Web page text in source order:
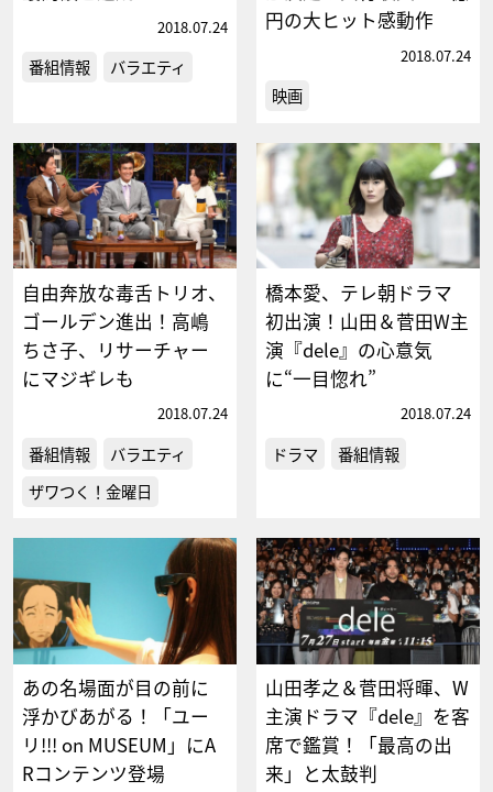
2018.07.24
番組情報 バラエティ
円の大ヒット感動作
2018.07.24
映画
自由奔放な毒舌トリオ、
ゴールデン進出！高嶋
ちさ子、リサーチャー
にマジギレも
2018.07.24
番組情報
バラエティ
ザワつく！金曜日
橋本愛、テレ朝ドラマ
初出演！山田＆菅田W主
演『dele』の心意気
に“一目惚れ”
2018.07.24
ドラマ 番組情報
あの名場面が目の前に
浮かびあがる！「ユー
リ!!! on MUSEUM」にA
Rコンテンツ登場
山田孝之＆菅田将暉、W
主演ドラマ『dele』を客
席で鑑賞！「最高の出
来」と太鼓判